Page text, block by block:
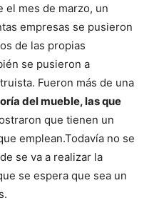
el mes de marzo, un
empresas se pusieron
de las propias
se pusieron a
Fueron más de una
del mueble, las que
que tienen un
emplean.Todavía no se
se va a realizar la
se espera que sea un